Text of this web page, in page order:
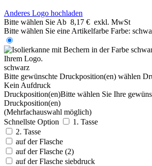
Anderes Logo hochladen
Bitte wählen Sie Ab 8,17 € exkl. MwSt
Bitte wählen Sie eine Artikelfarbe Farbe:
schwarz
Bitte gewünschte Druckposition(en) wählen
Kein Aufdruck
Druckposition(en)Bitte wählen Sie Ihre
Druckposition(en)
(Mehrfachauswahl möglich)
Schnellste Option
1. Tasse
2. Tasse
auf der Flasche
auf der Flasche (2)
auf der Flasche siebdruck